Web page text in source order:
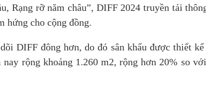
Rạng rỡ năm châu”, DIFF 2024 truyền tải
hứng cho cộng đồng.
DIFF đông hơn, do đó sân khấu được thiết
rộng khoảng 1.260 m2, rộng hơn 20% so